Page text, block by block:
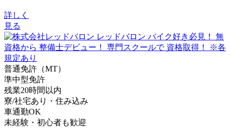
詳しく
見る
普通免許（MT）
準中型免許
残業20時間以内
寮/社宅あり・住み込み
車通勤OK
未経験・初心者も歓迎